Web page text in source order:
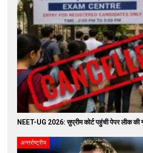
NEET-UG 2026: सुप्रीम कोर्ट पहुंची पेपर लीक
अन्तर्राष्ट्रीय